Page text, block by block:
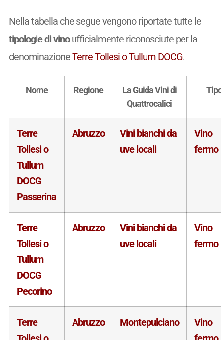
Nella tabella che segue vengono riportate tutte le
tipologie di vinoufficialmente riconosciute per la
denominazioneTerre Tollesi o Tullum DOCG.
Nome Regione
La Guida Vini di
Quattrocalici
Terre
Tollesi o
Tullum
DOCG
Passerina
Abruzzo
Vini bianchi da
uve locali
Vino
fermo
Terre
Tollesi o
Tullum
DOCG
Pecorino
Abruzzo
Vini bianchi da
uve locali
Vino
fermo
Terre
Abruzzo Montepulciano
Vino